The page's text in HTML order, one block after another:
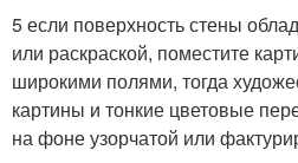
5 если поверхность стены
или раскраской, поместите
широкими полями, тогда
картины и тонкие цветовые
на фоне узорчатой или